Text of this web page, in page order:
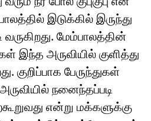
இடுக்கில் இருந்து
மேம்பாலத்தின்
இந்த அருவியில் குளித்து
குறிப்பாக பேருந்துகள்
நனைந்தப்படி
என்று மக்களுக்கு